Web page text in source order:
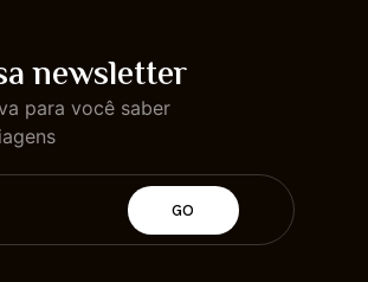
newsletter
para você saber
GO